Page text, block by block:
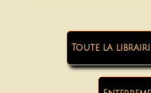
Toute la